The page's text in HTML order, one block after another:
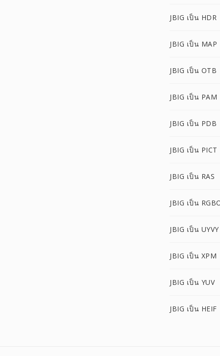
JBIG เป็น HDR
JBIG เป็น MAP
JBIG เป็น OTB
JBIG เป็น PAM
JBIG เป็น PDB
JBIG เป็น PICT
JBIG เป็น RAS
JBIG เป็น
JBIG เป็น UYVY
JBIG เป็น XPM
JBIG เป็น YUV
JBIG เป็น HEIF